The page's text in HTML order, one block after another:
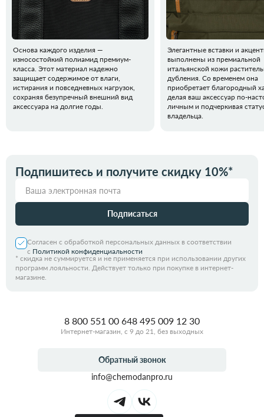
Основа каждого изделия —
износостойкий полиамид премиум-
класса. Этот материал надежно
защищает содержимое от влаги,
истирания и повседневных нагрузок,
сохраняя безупречный внешний вид
аксессуара на долгие годы.
Элегантные вставки и
выполнены из премиальной
итальянской кожи
дубления. Со временем она
приобретает благородный
делая ваш аксессуар по-
личным и подчеркивая
владельца.
Подпишитесь и получите скидку 10%*
Подписаться
Согласен с обработкой персональных данных в соответствии
с Политикой конфиденциальности
* скидка не суммируется и не применяется при использовании других
программ лояльности. Действует только при покупке в интернет-
магазине.
8 800 551 00 648 495 009 12 30
Интернет-магазин, с 9 до 21, без выходных
Обратный звонок
info@chemodanpro.ru